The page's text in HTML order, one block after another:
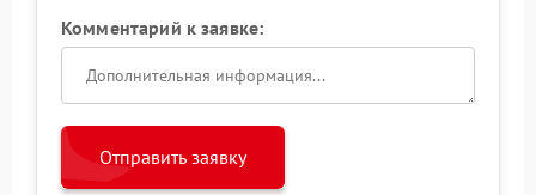
Комментарий к заявке:
Отправить заявку